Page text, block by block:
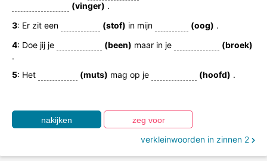
(vinger) .
3: Er zit een (stof) in mijn (oog) .
4: Doe jij je (been) maar in je
(broek)
.
5: Het (muts) mag op je (hoofd) .
verkleinwoorden in zinnen 2